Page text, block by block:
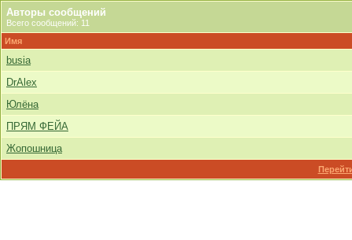
Авторы сообщений
Всего сообщений: 11
Имя
busia
DrAlex
Юлёна
ПРЯМ ФЕЙА
Жопошница